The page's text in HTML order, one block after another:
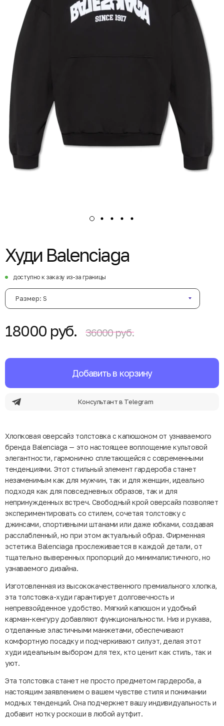
Худи Balenciaga
доступно к заказу из-за границы
Размер: S
18000 руб. 36000 руб.
Добавить в корзину
Консультант в Telegram
Хлопковая оверсайз толстовка с капюшоном от узнаваемого
бренда Balenciaga — это настоящее воплощение культовой
элегантности, гармонично сплетающейся с современными
тенденциями. Этот стильный элемент гардероба станет
незаменимым как для мужчин, так и для женщин, идеально
подходя как для повседневных образов, так и для
непринужденных встреч. Свободный крой оверсайз позволяет
экспериментировать со стилем, сочетая толстовку с
джинсами, спортивными штанами или даже юбками, создавая
расслабленный, но при этом актуальный образ. Фирменная
эстетика Balenciaga прослеживается в каждой детали, от
тщательно выверенных пропорций до минималистичного, но
узнаваемого дизайна.
Изготовленная из высококачественного премиального хлопка,
эта толстовка-худи гарантирует долговечность и
непревзойденное удобство. Мягкий капюшон и удобный
карман-кенгуру добавляют функциональности. Низ и рукава,
отделанные эластичными манжетами, обеспечивают
комфортную посадку и подчеркивают силуэт, делая этот
худи идеальным выбором для тех, кто ценит как стиль, так и
уют.
Эта толстовка станет не просто предметом гардероба, а
настоящим заявлением о вашем чувстве стиля и понимании
модных тенденций. Она подчеркнет вашу индивидуальность и
добавит нотку роскоши в любой аутфит.